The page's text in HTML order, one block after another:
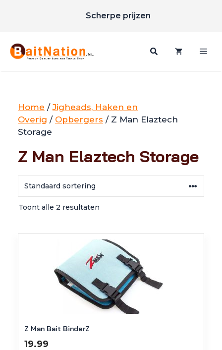
inhoud
Scherpe prijzen
Home /Jigheads, Haken en
Overig / Opbergers / Z Man Elaztech
Storage
Z Man Elaztech Storage
Toont alle 2 resultaten
Z Man Bait BinderZ
19.99